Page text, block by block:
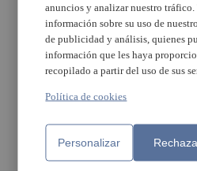
La Pobla de Farnals
llança una campanya
per a promoure el
consum d’aigua de
l’aixeta
anuncios y analizar nuestro
información sobre su uso de
de publicidad y análisis, quienes
información que les haya
recopilado a partir del uso de sus
Política de cookies
Personalizar